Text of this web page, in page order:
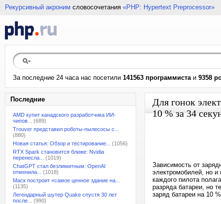
Рекурсивный акроним словосочетания «PHP: Hypertext Preprocessor»
За последние 24 часа нас посетили 141563 программистаи 9358
Последние
AMD купит канадского разработчика ИИ-
чипов...
(689)
Trouver представил роботы-пылесосы с...
(880)
Новая статья: Обзор и тестирование...
(1056)
RTX Spark становится ближе: Nvidia
перенесла...
(1019)
ChatGPT стал безлимитным: OpenAI
отменила...
(1018)
Маск построит «самое ценное здание на...
(1135)
Легендарный шутер Quake спустя 30 лет
после...
(990)
Для гонок
10 % за 34
Зависимость от
электромобилей, но и
каждого пилота
разряда батареи, но
заряд батареи на 10